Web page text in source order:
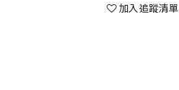
加入追蹤清單